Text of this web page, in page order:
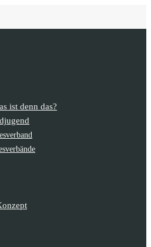
ist denn das?